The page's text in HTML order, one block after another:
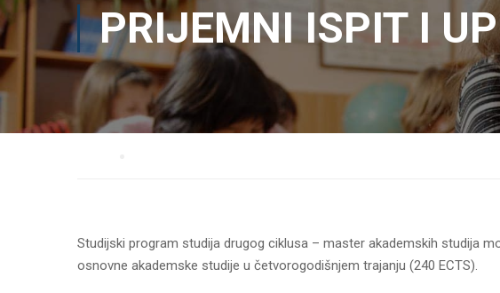
PRIJEMNI ISPIT I
Studijski program studija drugog ciklusa – master akademskih studija
osnovne akademske studije u četvorogodišnjem trajanju (240 ECTS).